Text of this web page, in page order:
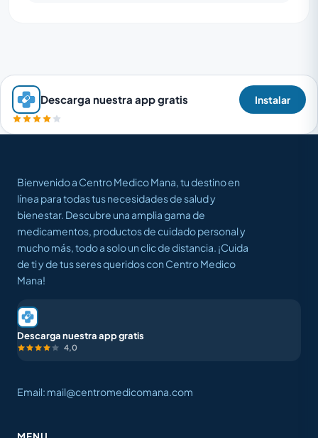
Descarga nuestra app gratis Instalar
Bienvenido a Centro Medico Mana, tu destino en
línea para todas tus necesidades de salud y
bienestar. Descubre una amplia gama de
medicamentos, productos de cuidado personal y
mucho más, todo a solo un clic de distancia. ¡Cuida
de ti y de tus seres queridos con Centro Medico
Mana!
Descarga nuestra app gratis
4,0
Email: mail@centromedicomana.com